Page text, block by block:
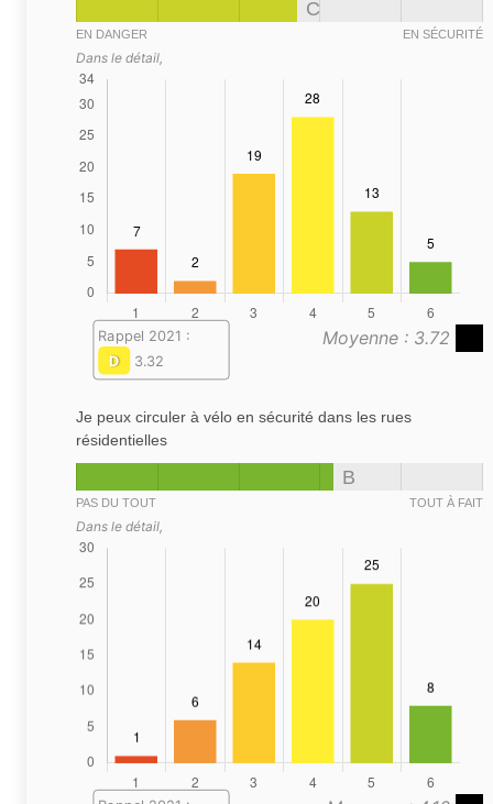
C
EN DANGER EN SÉCURITÉ
Dans le détail,
Moyenne : 3.72
Rappel 2021 :
D
3.32
Je peux circuler à vélo en sécurité dans les rues
résidentielles
B
PAS DU TOUT TOUT À FAIT
Dans le détail,